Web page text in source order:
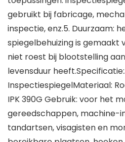
gebruikt bij fabricage,
inspectie, enz.5. Duurzaam:
spiegelbehuizing is gemaakt
niet roest bij blootstelling
levensduur
InspectiespiegelMateriaal:
IPK 390G Gebruik: voor het
gereedschappen, machine-
tandartsen, visagisten en